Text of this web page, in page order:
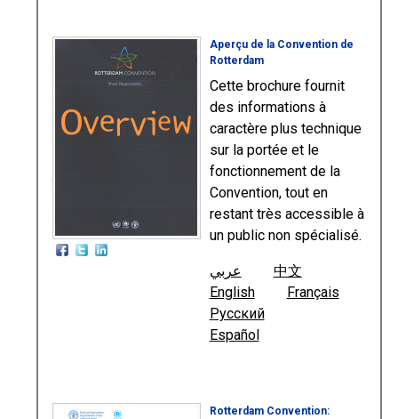
Aperçu de la Convention de
Rotterdam
Cette brochure fournit
des informations à
caractère plus technique
sur la portée et le
fonctionnement de la
Convention, tout en
restant très accessible à
un public non spécialisé.
عربي
中文
English
Français
Русский
Español
Rotterdam Convention: